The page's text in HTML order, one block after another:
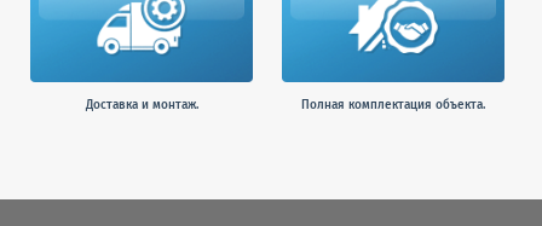
Доставка и монтаж. Полная комплектация объекта.